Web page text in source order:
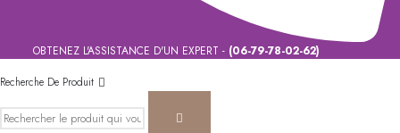
OBTENEZ L'ASSISTANCE D'UN EXPERT - (06-79-78-02-62)
Recherche De Produit